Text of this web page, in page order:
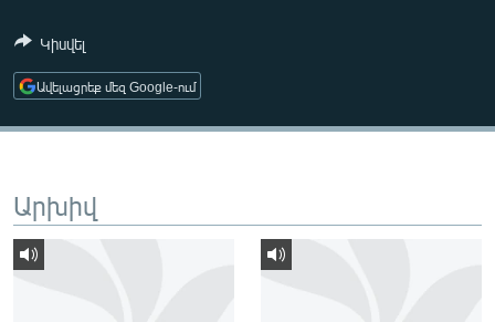
ՄՇԱԿՈՒՅԹ
ՍՊՈՐՏ
ՄԵԿՆԱԲԱՆՈՒԹՅՈՒՆ
ԿՈՐՈՆԱՎԻՐՈՒՍ
ԱՐԽԻՎ
Կիսվել
Ավելացրեք մեզ Google-ում
Արխիվ